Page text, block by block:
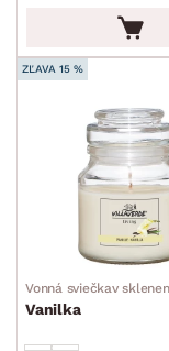
ZĽAVA 15 %
Vonná sviečkav
Vanilka